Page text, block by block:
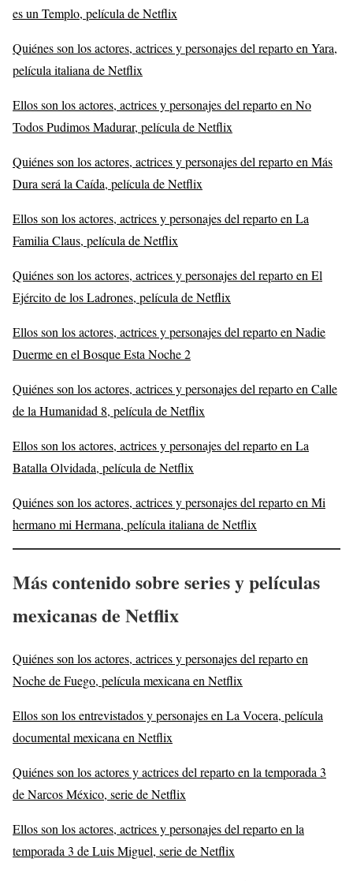
es un Templo, película de Netflix
Quiénes son los actores, actrices y personajes del reparto en Yara,
película italiana de Netflix
Ellos son los actores, actrices y personajes del reparto en No
Todos Pudimos Madurar, película de Netflix
Quiénes son los actores, actrices y personajes del reparto en Más
Dura será la Caída, película de Netflix
Ellos son los actores, actrices y personajes del reparto en La
Familia Claus, película de Netflix
Quiénes son los actores, actrices y personajes del reparto en El
Ejército de los Ladrones, película de Netflix
Ellos son los actores, actrices y personajes del reparto en Nadie
Duerme en el Bosque Esta Noche 2
Quiénes son los actores, actrices y personajes del reparto en Calle
de la Humanidad 8, película de Netflix
Ellos son los actores, actrices y personajes del reparto en La
Batalla Olvidada, película de Netflix
Quiénes son los actores, actrices y personajes del reparto en Mi
hermano mi Hermana, película italiana de Netflix
Máscontenido sobre series y películas
mexicanas de Netflix
Quiénes son los actores, actrices y personajes del reparto en
Noche de Fuego, película mexicana en Netflix
Ellos son los entrevistados y personajes en La Vocera, película
documental mexicana en Netflix
Quiénes son los actores y actrices del reparto en la temporada 3
de Narcos México, serie de Netflix
Ellos son los actores, actrices y personajes del reparto en la
temporada 3 de Luis Miguel, serie de Netflix